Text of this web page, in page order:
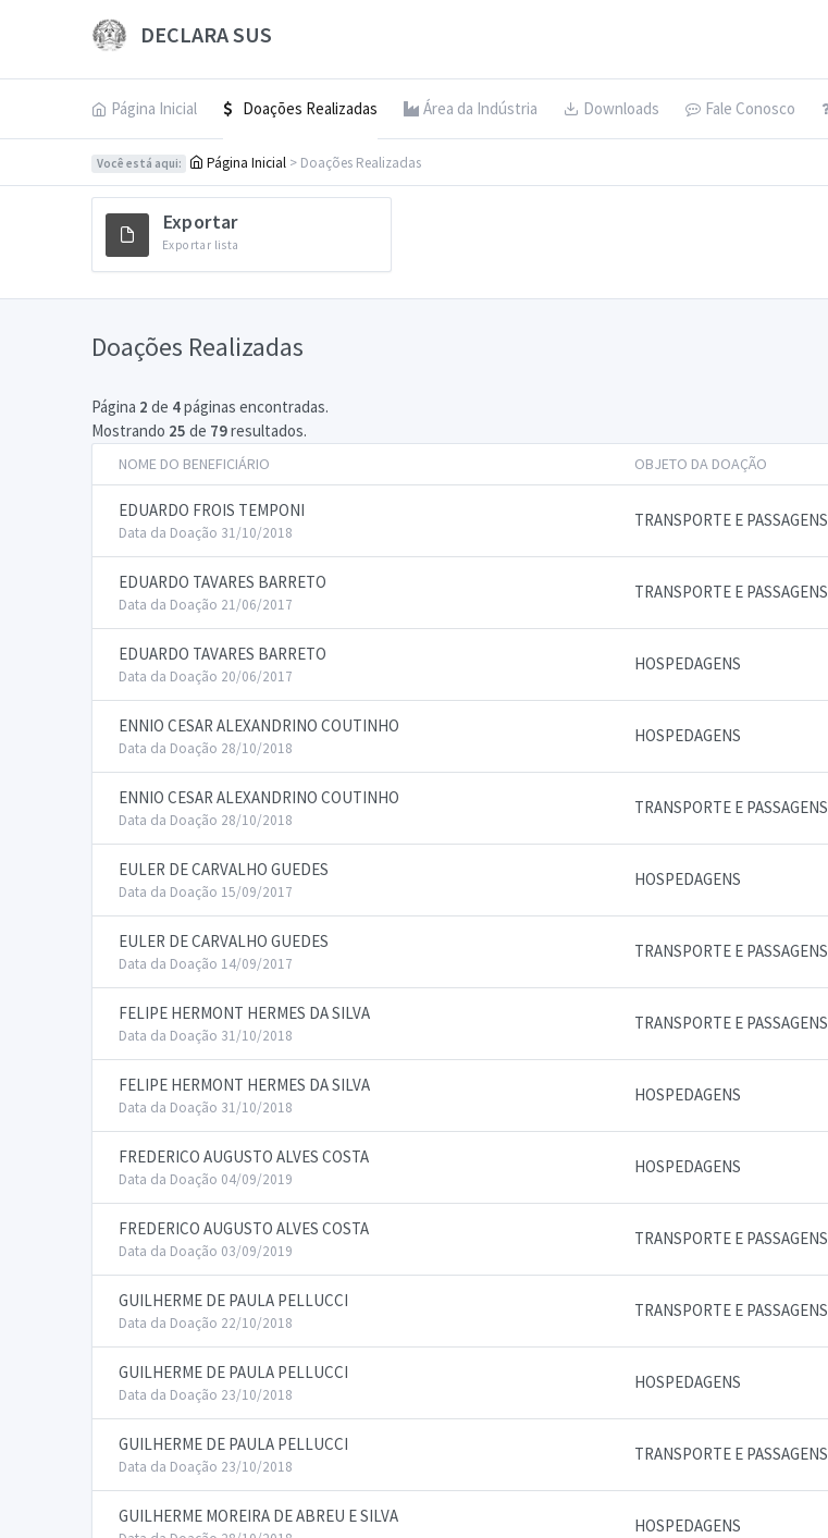
DECLARA SUS
Página Inicial Doações Realizadas Área da Indústria Downloads Fale Conosco
Você está aqui: Página Inicial > Doações Realizadas
Exportar
Exportar lista
Doações Realizadas
Página 2 de 4páginas encontradas.
Mostrando 25 de 79resultados.
NOME DO BENEFICIÁRIO OBJETO DA DOAÇÃO
EDUARDO FROIS TEMPONI
Data da Doação 31/10/2018
TRANSPORTE E PASSAGENS
EDUARDO TAVARES BARRETO
Data da Doação 21/06/2017
TRANSPORTE E PASSAGENS
EDUARDO TAVARES BARRETO
Data da Doação 20/06/2017
HOSPEDAGENS
ENNIO CESAR ALEXANDRINO COUTINHO
Data da Doação 28/10/2018
HOSPEDAGENS
ENNIO CESAR ALEXANDRINO COUTINHO
Data da Doação 28/10/2018
TRANSPORTE E PASSAGENS
EULER DE CARVALHO GUEDES
Data da Doação 15/09/2017
HOSPEDAGENS
EULER DE CARVALHO GUEDES
Data da Doação 14/09/2017
TRANSPORTE E PASSAGENS
FELIPE HERMONT HERMES DA SILVA
Data da Doação 31/10/2018
TRANSPORTE E PASSAGENS
FELIPE HERMONT HERMES DA SILVA
Data da Doação 31/10/2018
HOSPEDAGENS
FREDERICO AUGUSTO ALVES COSTA
Data da Doação 04/09/2019
HOSPEDAGENS
FREDERICO AUGUSTO ALVES COSTA
Data da Doação 03/09/2019
TRANSPORTE E PASSAGENS
GUILHERME DE PAULA PELLUCCI
Data da Doação 22/10/2018
TRANSPORTE E PASSAGENS
GUILHERME DE PAULA PELLUCCI
Data da Doação 23/10/2018
HOSPEDAGENS
GUILHERME DE PAULA PELLUCCI
Data da Doação 23/10/2018
TRANSPORTE E PASSAGENS
GUILHERME MOREIRA DE ABREU E SILVA HOSPEDAGENS